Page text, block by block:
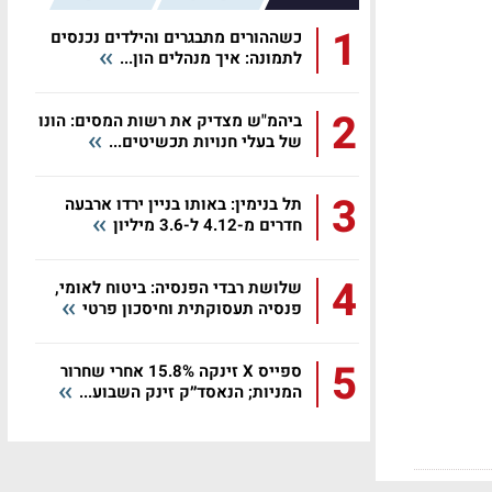
1
כשההורים מתבגרים והילדים נכנסים
לתמונה: איך מנהלים הון...
2
ביהמ"ש מצדיק את רשות המסים: הונו
של בעלי חנויות תכשיטים...
3
תל בנימין: באותו בניין ירדו ארבעה
חדרים מ-4.12 ל-3.6 מיליון
4
שלושת רבדי הפנסיה: ביטוח לאומי,
פנסיה תעסוקתית וחיסכון פרטי
5
ספייס X זינקה 15.8% אחרי שחרור
המניות; הנאסד״ק זינק השבוע...